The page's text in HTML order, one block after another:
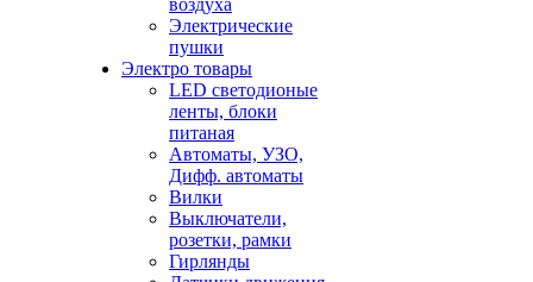
воздуха
Электрические
пушки
Электро товары
LED светодионые
ленты, блоки
питаная
Автоматы, УЗО,
Дифф. автоматы
Вилки
Выключатели,
розетки, рамки
Гирлянды